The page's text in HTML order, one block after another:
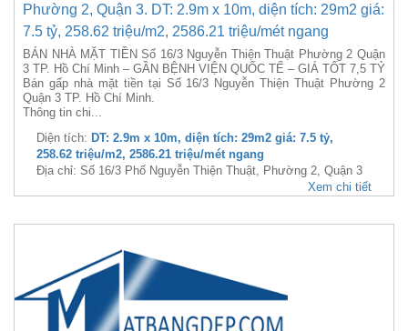
Phường 2, Quận 3. DT: 2.9m x 10m, diện tích: 29m2 giá:
7.5 tỷ, 258.62 triệu/m2, 2586.21 triệu/mét ngang
BÁN NHÀ MẶT TIỀN Số 16/3 Nguyễn Thiện Thuật Phường 2 Quận
3 TP. Hồ Chí Minh – GẦN BỆNH VIỆN QUỐC TẾ – GIÁ TỐT 7,5 TỶ
Bán gấp nhà mặt tiền tại Số 16/3 Nguyễn Thiện Thuật Phường 2
Quận 3 TP. Hồ Chí Minh.
Thông tin chi...
Diện tích: DT: 2.9m x 10m, diện tích: 29m2 giá: 7.5 tỷ,
258.62 triệu/m2, 2586.21 triệu/mét ngang
Địa chỉ: Số 16/3 Phố Nguyễn Thiện Thuật, Phường 2, Quận 3
Xem chi tiết